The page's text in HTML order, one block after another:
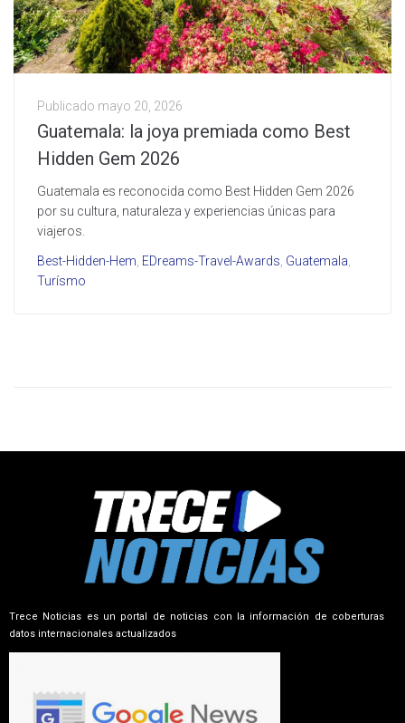
Publicado mayo 20, 2026
Guatemala: la joya premiada como Best
Hidden Gem 2026
Guatemala es reconocida como Best Hidden Gem 2026
por su cultura, naturaleza y experiencias únicas para
viajeros.
Best-Hidden-Hem EDreams-Travel-Awards Guatemala
Turísmo
Trece Noticias es un portal de noticias con la información de coberturas
datos internacionales actualizados